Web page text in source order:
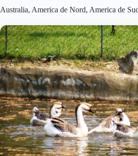
Australia, America de Nord, America de